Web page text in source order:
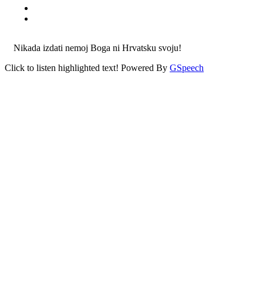
Nikada izdati nemoj Boga ni Hrvatsku svoju!
Click to listen highlighted text! Powered By GSpeech